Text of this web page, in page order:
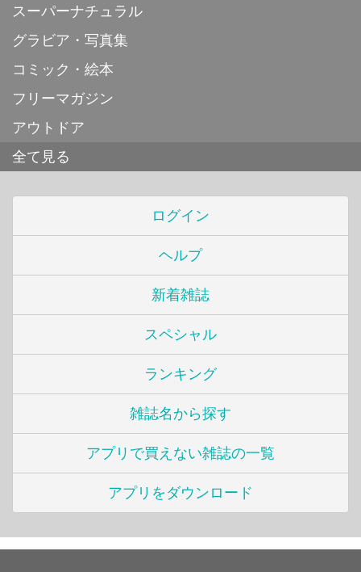
スーパーナチュラル
グラビア・写真集
コミック・絵本
フリーマガジン
アウトドア
全て見る
ログイン
ヘルプ
新着雑誌
スペシャル
ランキング
雑誌名から探す
アプリで買えない雑誌の一覧
アプリをダウンロード